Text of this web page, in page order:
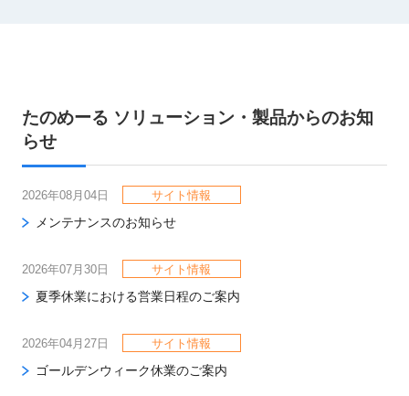
たのめーる ソリューション・製品からのお知
らせ
2026年08月04日 サイト情報
メンテナンスのお知らせ
2026年07月30日 サイト情報
夏季休業における営業日程のご案内
2026年04月27日 サイト情報
ゴールデンウィーク休業のご案内